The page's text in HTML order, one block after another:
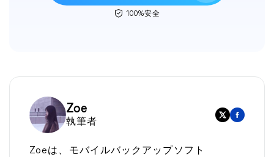
100%安全
Zoe
執筆者
Zoeは、モバイルバックアップソフト